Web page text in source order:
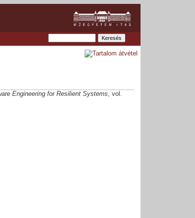
Engineering for Resilient Systems, vol.